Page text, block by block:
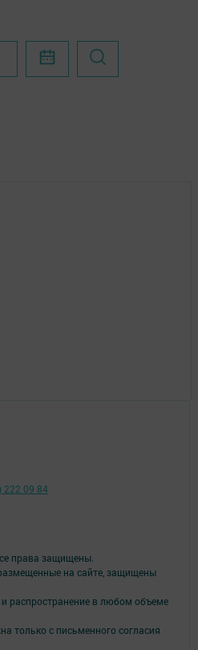
права защищены.
на сайте, защищены
и распространение в любом объеме
только с письменного согласия
222 09 84